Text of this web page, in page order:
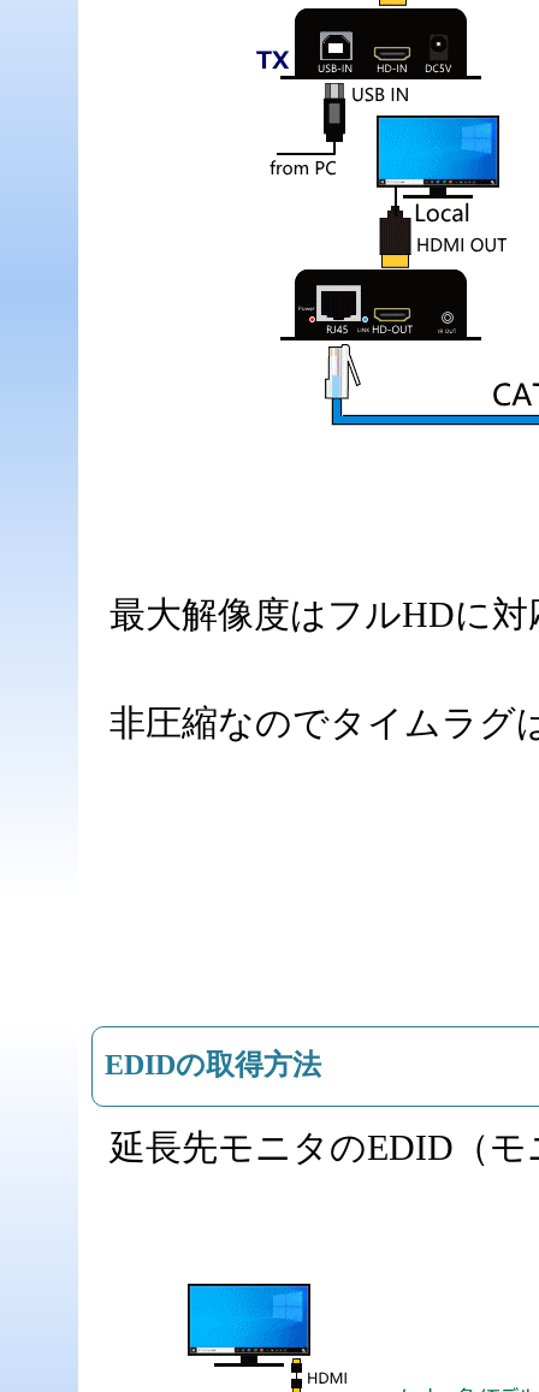
最大解像度はフルHDに
非圧縮なのでタイムラグ
EDIDの取得方法
延長先モニタのEDID（